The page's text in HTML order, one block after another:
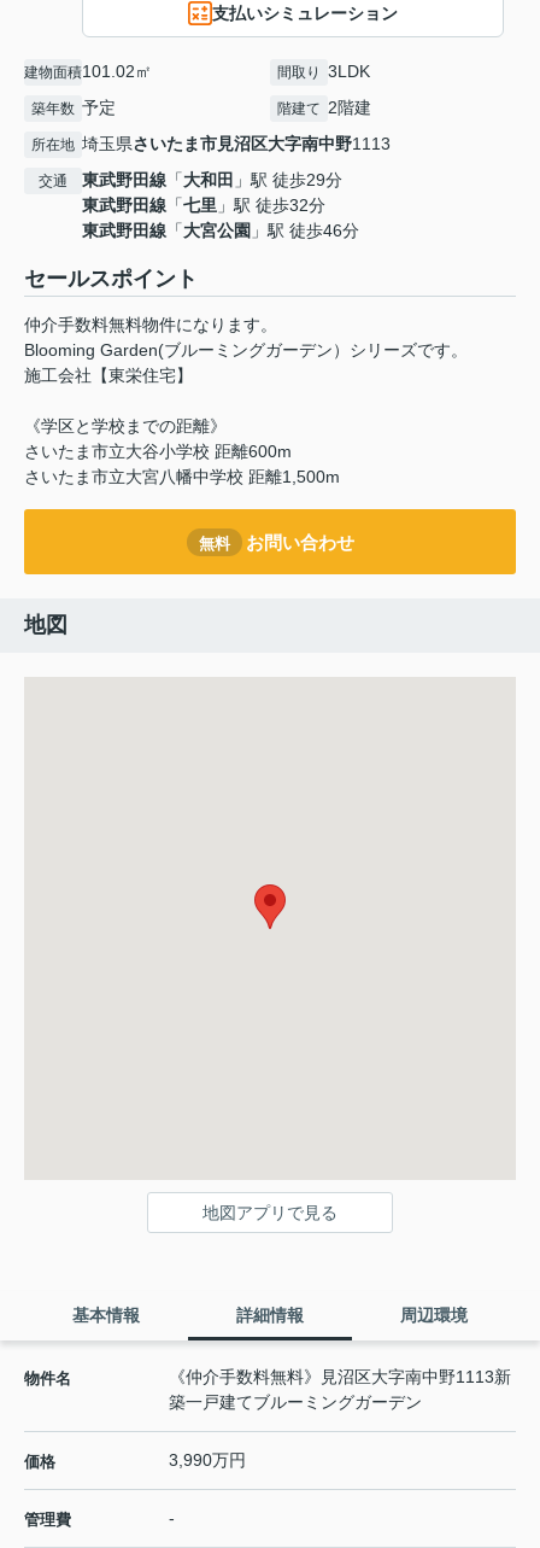
支払いシミュレーション
建物面積101.02㎡ 間取り 3LDK
築年数 予定 階建て 2階建
所在地 埼玉県さいたま市見沼区大字南中野1113
交通 東武野田線 「大和田 」駅 徒歩29分
東武野田線 「七里 」駅 徒歩32分
東武野田線 「大宮公園 」駅 徒歩46分
セールスポイント
仲介手数料無料物件になります。
Blooming Garden(ブルーミングガーデン）シリーズです。
施工会社【東栄住宅】
《学区と学校までの距離》
さいたま市立大谷小学校 距離600m
さいたま市立大宮八幡中学校 距離1,500m
無料 お問い合わせ
地図
地図アプリで見る
基本情報 詳細情報 周辺環境
物件名
《仲介手数料無料》見沼区大字南中野1113新
築一戸建てブルーミングガーデン
価格 3,990万円
管理費 -